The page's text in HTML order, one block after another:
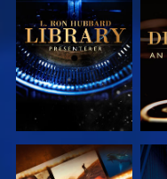
UTFORSK
SERIEN